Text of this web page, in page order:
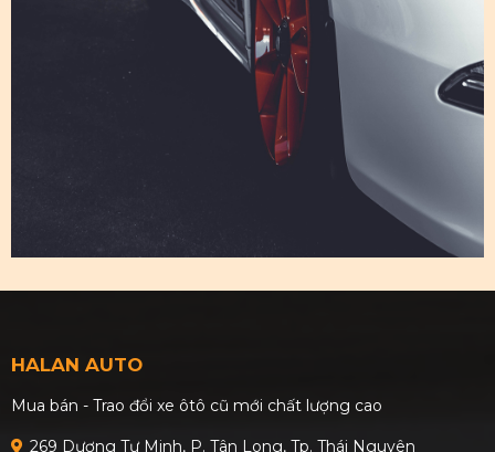
HALAN AUTO
Mua bán - Trao đổi xe ôtô cũ mới chất lượng cao
269 Dương Tự Minh, P. Tân Long, Tp. Thái Nguyên